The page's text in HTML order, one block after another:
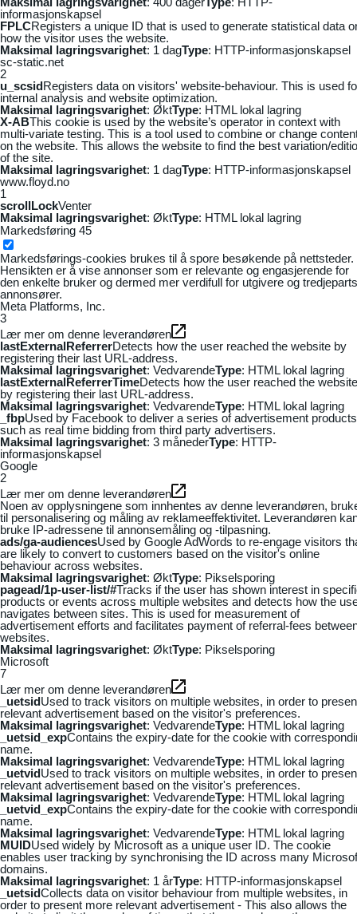
informasjonskapsel
FPLCRegisters a unique ID that is used to generate statistical data
how the visitor uses the website.
Maksimal lagringsvarighet: 1 dagType: HTTP-informasjonskapsel
sc-static.net
2
u_scsidRegisters data on visitors' website-behaviour. This is used
internal analysis and website optimization.
Maksimal lagringsvarighet: ØktType: HTML lokal lagring
X-ABThis cookie is used by the website’s operator in context with
multi-variate testing. This is a tool used to combine or change
on the website. This allows the website to find the best variation/
of the site.
Maksimal lagringsvarighet: 1 dagType: HTTP-informasjonskapsel
www.floyd.no
1
scrollLockVenter
Maksimal lagringsvarighet: ØktType: HTML lokal lagring
Markedsføring 45
Markedsførings-cookies brukes til å spore besøkende på nettsteder.
Hensikten er å vise annonser som er relevante og engasjerende for
den enkelte bruker og dermed mer verdifull for utgivere og tredjeparts
annonsører.
Meta Platforms, Inc.
3
Lær mer om denne leverandøren
lastExternalReferrerDetects how the user reached the website by
registering their last URL-address.
Maksimal lagringsvarighet: VedvarendeType: HTML lokal lagring
lastExternalReferrerTimeDetects how the user reached the website
by registering their last URL-address.
Maksimal lagringsvarighet: VedvarendeType: HTML lokal lagring
_fbpUsed by Facebook to deliver a series of advertisement products
such as real time bidding from third party advertisers.
Maksimal lagringsvarighet: 3 månederType: HTTP-
informasjonskapsel
Google
2
Lær mer om denne leverandøren
Noen av opplysningene som innhentes av denne leverandøren,
til personalisering og måling av reklameeffektivitet. Leverandøren
bruke IP-adressene til annonsemåling og -tilpasning.
ads/ga-audiencesUsed by Google AdWords to re-engage visitors
are likely to convert to customers based on the visitor's online
behaviour across websites.
Maksimal lagringsvarighet: ØktType: Pikselsporing
pagead/1p-user-list/#Tracks if the user has shown interest in
products or events across multiple websites and detects how the
navigates between sites. This is used for measurement of
advertisement efforts and facilitates payment of referral-fees
websites.
Maksimal lagringsvarighet: ØktType: Pikselsporing
Microsoft
7
Lær mer om denne leverandøren
_uetsidUsed to track visitors on multiple websites, in order to
relevant advertisement based on the visitor's preferences.
Maksimal lagringsvarighet: VedvarendeType: HTML lokal lagring
_uetsid_expContains the expiry-date for the cookie with
name.
Maksimal lagringsvarighet: VedvarendeType: HTML lokal lagring
_uetvidUsed to track visitors on multiple websites, in order to
relevant advertisement based on the visitor's preferences.
Maksimal lagringsvarighet: VedvarendeType: HTML lokal lagring
_uetvid_expContains the expiry-date for the cookie with
name.
Maksimal lagringsvarighet: VedvarendeType: HTML lokal lagring
MUIDUsed widely by Microsoft as a unique user ID. The cookie
enables user tracking by synchronising the ID across many
domains.
Maksimal lagringsvarighet: 1 årType: HTTP-informasjonskapsel
_uetsidCollects data on visitor behaviour from multiple websites, in
order to present more relevant advertisement - This also allows the